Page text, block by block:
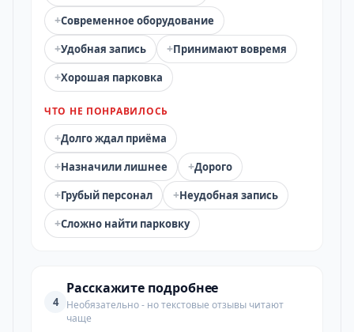
+Современное оборудование
+Удобная запись +Принимают вовремя
+Хорошая парковка
ЧТО НЕ ПОНРАВИЛОСЬ
+Долго ждал приёма
+Назначили лишнее +Дорого
+Грубый персонал +Неудобная запись
+Сложно найти парковку
4
Расскажите подробнее
Необязательно - но текстовые отзывы читают
чаще